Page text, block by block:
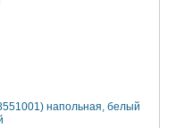
напольная, белый